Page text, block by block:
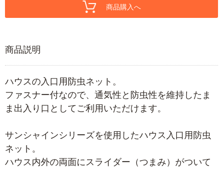
商品購入へ
商品説明
ハウスの入口用防虫ネット。
ファスナー付なので、通気性と防虫性を維持したま
ま出入り口としてご利用いただけます。
サンシャインシリーズを使用したハウス入口用防虫
ネット。
ハウス内外の両面にスライダー（つまみ）がついて